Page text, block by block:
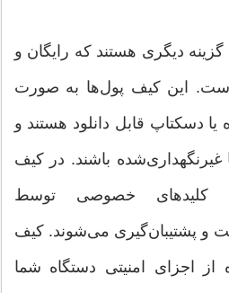
دیگری هستند که رایگان و
است. این کیف پول‌ها به صورت
یا دسکتاپ قابل دانلود هستند و
غیرنگهداری‌شده باشند. در کیف
کلیدهای خصوصی توسط
و پشتیبان‌گیری می‌شوند. کیف
از اجزای امنیتی دستگاه شما